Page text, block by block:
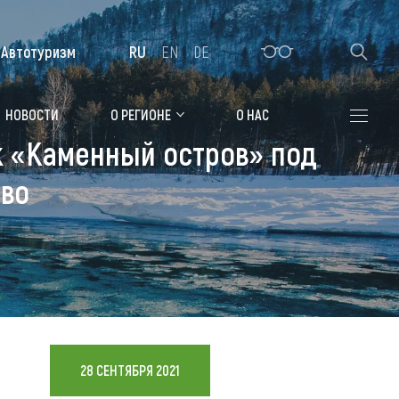
Алтайская зимовка
Где остановиться
Санатории
Гостиницы, отели
Коттеджи, базы
Сельские усадьбы
Мотели, придорожные отели
НОВОСТИ О РЕГИОНЕ О НАС
Автотуризм RU EN DE
«Каменный остров» под
28 СЕНТЯБРЯ 2021